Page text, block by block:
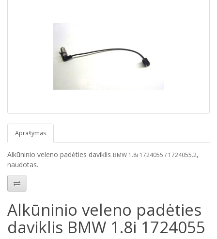
Aprašymas
Alkūninio veleno padėties daviklis BMW 1.8i 1724055 / 1724055.2,
naudotas.
Alkūninio veleno padėties
daviklis BMW 1.8i 1724055